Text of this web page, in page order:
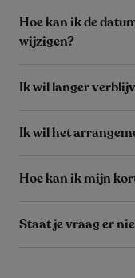
Hoe kan ik de
wijzigen?
Ik wil langer
Ik wil het
Hoe kan ik mijn
Staat je vraag er